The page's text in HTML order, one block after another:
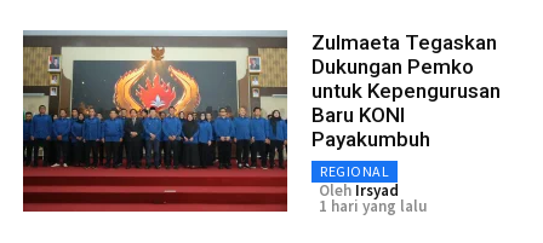
Zulmaeta Tegaskan
Dukungan Pemko
untuk Kepengurusan
Baru KONI
Payakumbuh
REGIONAL
Oleh Irsyad
1 hari yang lalu